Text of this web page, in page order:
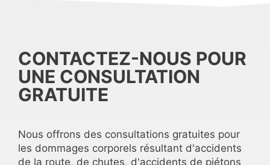
CONTACTEZ-NOUS POUR
UNE CONSULTATION
GRATUITE
Nous offrons des consultations gratuites pour
les dommages corporels résultant d'accidents
de la route, de chutes, d'accidents de piétons